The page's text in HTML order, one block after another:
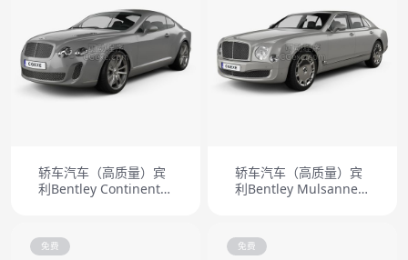
轿车汽车（高质量）宾
利Bentley Continental
轿车汽车（高质量）宾
利Bentley Mulsanne
免费 免费